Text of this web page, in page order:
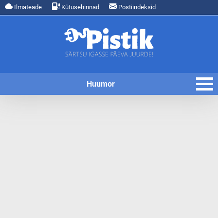
Ilmateade Kütusehinnad Postiindeksid
Huumor